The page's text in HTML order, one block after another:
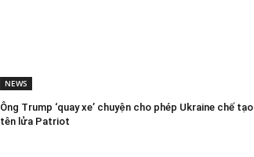
NEWS
Ông Trump ‘quay xe’ chuyện cho phép Ukraine chế tạo
tên lửa Patriot